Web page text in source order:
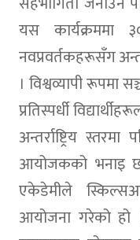
यस कार्यक्रममा
नवप्रवर्तकहरूसँग
। विश्वव्यापी रूपमा
प्रतिस्पर्धी
अन्तर्राष्ट्रिय
आयोजकको भनाइ
एकेडेमीले
आयोजना गरेको हो